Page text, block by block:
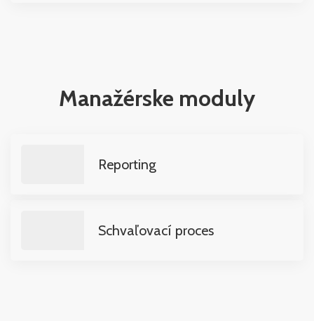
Manažérske moduly
Reporting
Schvaľovací proces